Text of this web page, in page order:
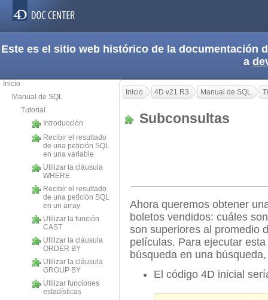
Este es el sitio web histórico de la documentación
a
Inicio
Manual de SQL
Tutorial
Introducción
Recibir el resultado
de una petición SQL
en una variable
Utilizar la cláusula
WHERE
Recibir el resultado
de una petición SQL
en un array
Utilizar la función
CAST
Utilizar la cláusula
ORDER BY
Utilizar la cláusula
GROUP BY
Utilizar funciones
estadísticas
Inicio 4D v21 R3 Manual de SQL
Subconsultas
Ahora queremos obtener
boletos vendidos: cuáles
son superiores al promedio
películas. Para ejecutar
búsqueda en una
El código 4D inicial